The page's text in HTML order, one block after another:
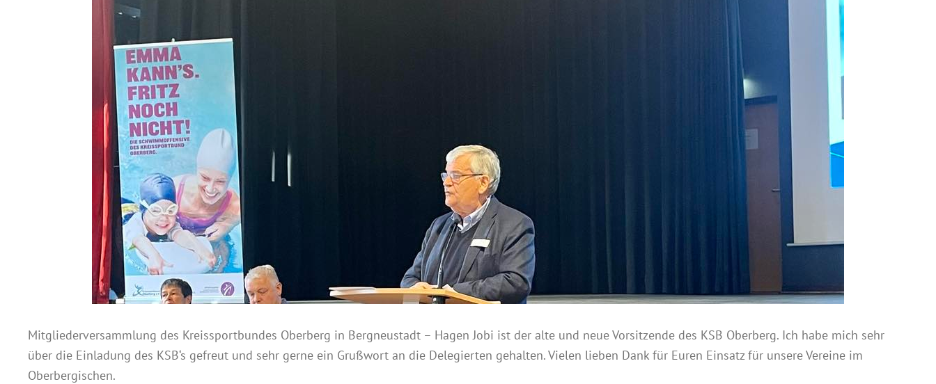
Mitgliederversammlung des Kreissportbundes Oberberg in Bergneustadt – Hagen Jobi ist der alte und neue Vorsitzende des KSB Oberberg. Ich habe mich sehr
über die Einladung des KSB‘s gefreut und sehr gerne ein Grußwort an die Delegierten gehalten. Vielen lieben Dank für Euren Einsatz für unsere Vereine im
Oberbergischen.